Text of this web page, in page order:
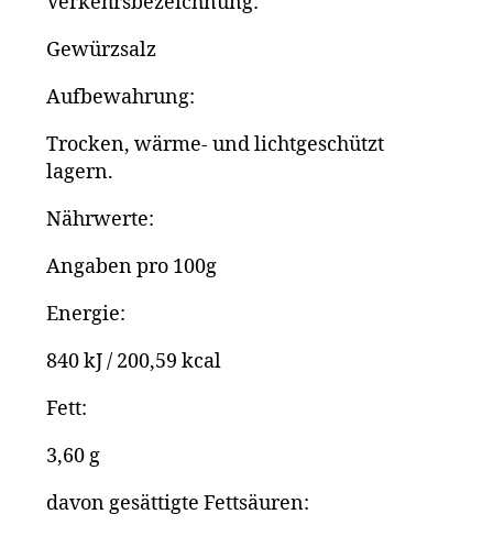
Gewürzsalz
Aufbewahrung:
Trocken, wärme- und lichtgeschützt
lagern.
Nährwerte:
Angaben pro 100g
Energie:
840 kJ / 200,59 kcal
Fett:
3,60 g
davon gesättigte Fettsäuren: